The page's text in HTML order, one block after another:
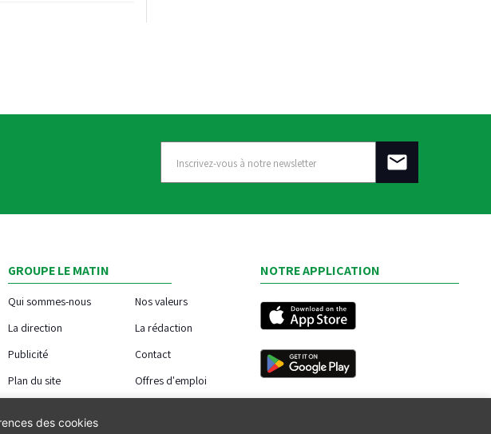
GROUPE LE MATIN
Qui sommes-nous
Nos valeurs
La direction
La rédaction
Publicité
Contact
Plan du site
Offres d'emploi
NOTRE APPLICATION
des cookies